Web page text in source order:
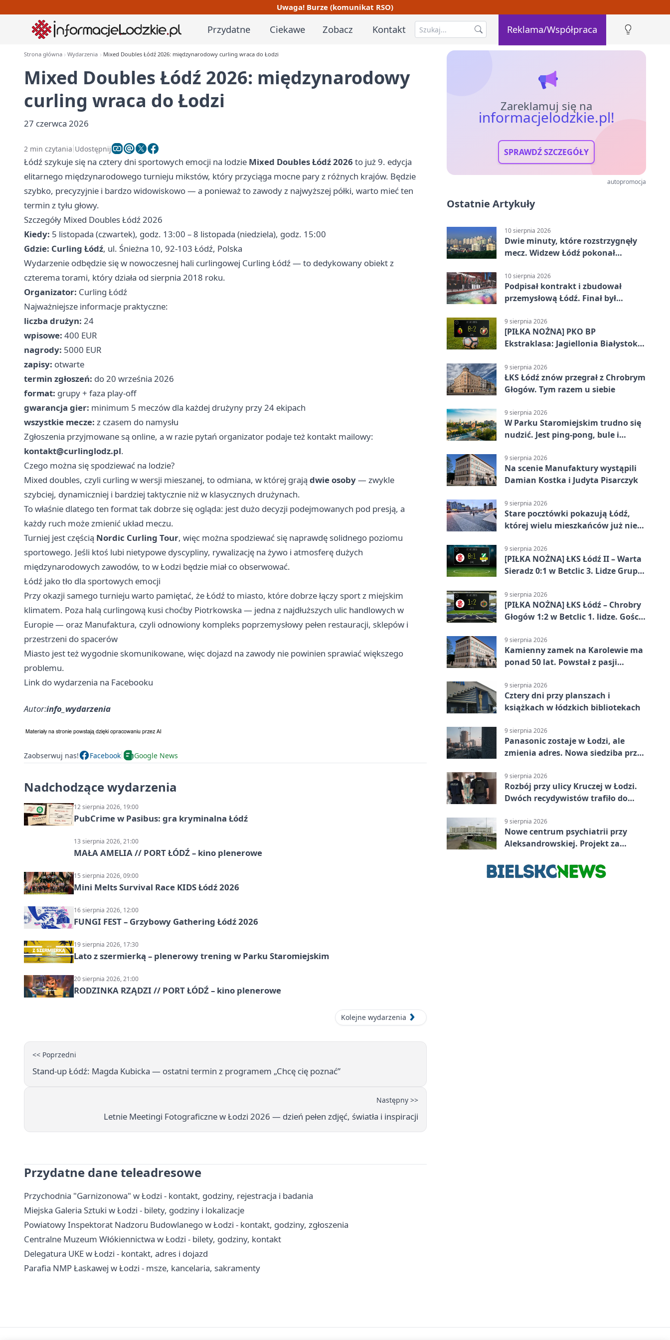
Uwaga! Burze (komunikat RSO)
Przydatne Ciekawe Zobacz Kontakt Reklama/Współpraca
Strona główna Wydarzenia Mixed Doubles Łódź 2026: międzynarodowy curling wraca do Łodzi
Mixed Doubles Łódź 2026: międzynarodowy
curling wraca do Łodzi
27 czerwca 2026
2 min czytania Udostępnij
Łódź szykuje się na cztery dni sportowych emocji na lodzie Mixed Doubles Łódź 2026 to już 9. edycja
elitarnego międzynarodowego turnieju mikstów, który przyciąga mocne pary z różnych krajów. Będzie
szybko, precyzyjnie i bardzo widowiskowo — a ponieważ to zawody z najwyższej półki, warto mieć ten
termin z tyłu głowy.
Szczegóły Mixed Doubles Łódź 2026
Kiedy: 5 listopada (czwartek), godz. 13:00 – 8 listopada (niedziela), godz. 15:00
Gdzie: Curling Łódź, ul. Śnieżna 10, 92-103 Łódź, Polska
Wydarzenie odbędzie się w nowoczesnej hali curlingowej Curling Łódź — to dedykowany obiekt z
czterema torami, który działa od sierpnia 2018 roku.
Organizator: Curling Łódź
Najważniejsze informacje praktyczne:
liczba drużyn: 24
wpisowe: 400 EUR
nagrody: 5000 EUR
zapisy: otwarte
termin zgłoszeń: do 20 września 2026
format: grupy + faza play-off
gwarancja gier: minimum 5 meczów dla każdej drużyny przy 24 ekipach
wszystkie mecze: z czasem do namysłu
Zgłoszenia przyjmowane są online, a w razie pytań organizator podaje też kontakt mailowy:
kontakt@curlinglodz.pl.
Czego można się spodziewać na lodzie?
Mixed doubles, czyli curling w wersji mieszanej, to odmiana, w której grają dwie osoby— zwykle
szybciej, dynamiczniej i bardziej taktycznie niż w klasycznych drużynach.
To właśnie dlatego ten format tak dobrze się ogląda: jest dużo decyzji podejmowanych pod presją, a
każdy ruch może zmienić układ meczu.
Turniej jest częścią Nordic Curling Tour, więc można spodziewać się naprawdę solidnego poziomu
sportowego. Jeśli ktoś lubi nietypowe dyscypliny, rywalizację na żywo i atmosferę dużych
międzynarodowych zawodów, to w Łodzi będzie miał co obserwować.
Łódź jako tło dla sportowych emocji
Przy okazji samego turnieju warto pamiętać, że Łódź to miasto, które dobrze łączy sport z miejskim
klimatem. Poza halą curlingową kusi choćby Piotrkowska — jedna z najdłuższych ulic handlowych w
Europie — oraz Manufaktura, czyli odnowiony kompleks poprzemysłowy pełen restauracji, sklepów i
przestrzeni do spacerów
Miasto jest też wygodnie skomunikowane, więc dojazd na zawody nie powinien sprawiać większego
problemu.
Link do wydarzenia na Facebooku
Autor:info_wydarzenia
Zaobserwuj nas! Facebook Google News
Nadchodzące wydarzenia
12 sierpnia 2026, 19:00
PubCrime w Pasibus: gra kryminalna Łódź
13 sierpnia 2026, 21:00
MAŁA AMELIA // PORT ŁÓDŹ – kino plenerowe
15 sierpnia 2026, 09:00
Mini Melts Survival Race KIDS Łódź 2026
16 sierpnia 2026, 12:00
FUNGI FEST – Grzybowy Gathering Łódź 2026
19 sierpnia 2026, 17:30
Lato z szermierką – plenerowy trening w Parku Staromiejskim
20 sierpnia 2026, 21:00
RODZINKA RZĄDZI // PORT ŁÓDŹ – kino plenerowe
Kolejne wydarzenia
<< Poprzedni
Stand-up Łódź: Magda Kubicka — ostatni termin z programem „Chcę cię poznać”
Następny >>
Letnie Meetingi Fotograficzne w Łodzi 2026 — dzień pełen zdjęć, światła i inspiracji
Przydatne dane teleadresowe
Przychodnia "Garnizonowa" w Łodzi - kontakt, godziny, rejestracja i badania
Miejska Galeria Sztuki w Łodzi - bilety, godziny i lokalizacje
Powiatowy Inspektorat Nadzoru Budowlanego w Łodzi - kontakt, godziny, zgłoszenia
Centralne Muzeum Włókiennictwa w Łodzi - bilety, godziny, kontakt
Delegatura UKE w Łodzi - kontakt, adres i dojazd
Parafia NMP Łaskawej w Łodzi - msze, kancelaria, sakramenty
Zareklamuj się na
informacjelodzkie.pl!
SPRAWDŹ SZCZEGÓŁY
autopromocja
Ostatnie Artykuły
10 sierpnia 2026
Dwie minuty, które rozstrzygnęły
mecz. Widzew Łódź pokonał
10 sierpnia 2026
Podpisał kontrakt i zbudował
przemysłową Łódź. Finał był
9 sierpnia 2026
[PIŁKA NOŻNA] PKO BP
Ekstraklasa: Jagiellonia Białystok –
premierowym zwycięstwem w
sezonie
9 sierpnia 2026
ŁKS Łódź znów przegrał z Chrobrym
Głogów. Tym razem u siebie
9 sierpnia 2026
W Parku Staromiejskim trudno się
nudzić. Jest ping-pong, bule i
9 sierpnia 2026
Na scenie Manufaktury wystąpili
Damian Kostka i Judyta Pisarczyk
9 sierpnia 2026
Stare pocztówki pokazują Łódź,
której wielu mieszkańców już nie
9 sierpnia 2026
[PIŁKA NOŻNA] ŁKS Łódź II – Warta
Sieradz 0:1 w Betclic 3. Lidze Grupa
9 sierpnia 2026
[PIŁKA NOŻNA] ŁKS Łódź – Chrobry
Głogów 1:2 w Betclic 1. lidze. Goście
9 sierpnia 2026
Kamienny zamek na Karolewie ma
ponad 50 lat. Powstał z pasji
9 sierpnia 2026
Cztery dni przy planszach i
książkach w łódzkich bibliotekach
9 sierpnia 2026
Panasonic zostaje w Łodzi, ale
zmienia adres. Nowa siedziba przy
9 sierpnia 2026
Rozbój przy ulicy Kruczej w Łodzi.
Dwóch recydywistów trafiło do
9 sierpnia 2026
Nowe centrum psychiatrii przy
Aleksandrowskiej. Projekt za